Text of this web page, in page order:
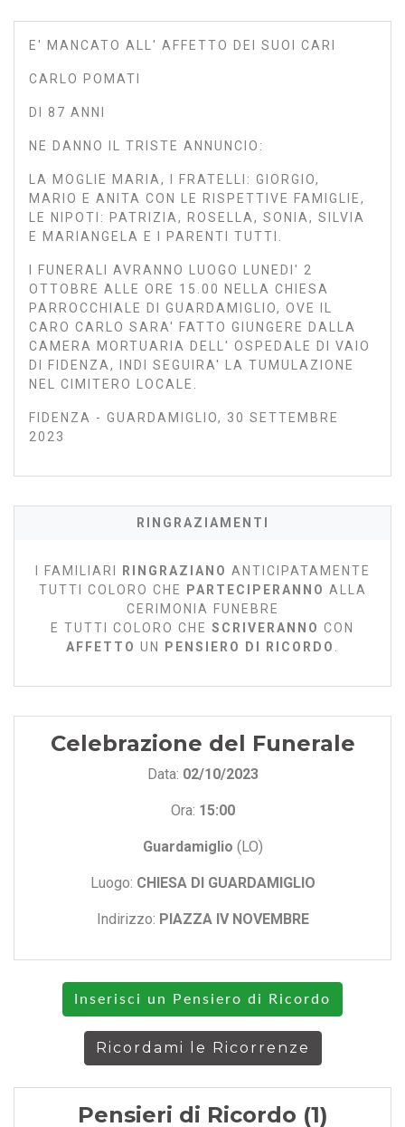
E' MANCATO ALL' AFFETTO DEI SUOI CARI
CARLO POMATI
DI 87 ANNI
NE DANNO IL TRISTE ANNUNCIO:
LA MOGLIE MARIA, I FRATELLI: GIORGIO,
MARIO E ANITA CON LE RISPETTIVE FAMIGLIE,
LE NIPOTI: PATRIZIA, ROSELLA, SONIA, SILVIA
E MARIANGELA E I PARENTI TUTTI.
I FUNERALI AVRANNO LUOGO LUNEDI' 2
OTTOBRE ALLE ORE 15.00 NELLA CHIESA
PARROCCHIALE DI GUARDAMIGLIO, OVE IL
CARO CARLO SARA' FATTO GIUNGERE DALLA
CAMERA MORTUARIA DELL' OSPEDALE DI VAIO
DI FIDENZA, INDI SEGUIRA' LA TUMULAZIONE
NEL CIMITERO LOCALE.
FIDENZA - GUARDAMIGLIO, 30 SETTEMBRE
2023
RINGRAZIAMENTI
I FAMILIARI RINGRAZIANO ANTICIPATAMENTE
TUTTI COLORO CHE
PARTECIPERANNO ALLA
CERIMONIA FUNEBRE
E TUTTI COLORO CHE SCRIVERANNO CON
AFFETTO UN PENSIERO DI RICORDO
Celebrazione del Funerale
Data: 02/10/2023
Ora: 15:00
Guardamiglio (LO)
Luogo: CHIESA DI GUARDAMIGLIO
Indirizzo: PIAZZA IV NOVEMBRE
Inserisci un Pensiero di Ricordo
Ricordami le Ricorrenze
Pensieri di Ricordo (1)